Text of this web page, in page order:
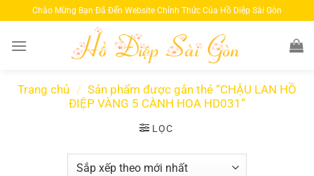
qua
nội
Chào Mừng Bạn Đã Đến Website Chính Thức Của Hồ Diệp Sài Gòn
Trang chủ / Sản phẩm được gắn thẻ “CHẬU LAN HỒ
ĐIỆP VÀNG 5 CÀNH HOA HD031”
LỌC